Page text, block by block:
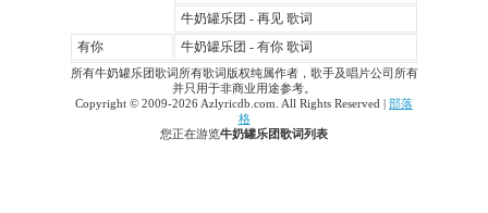
牛奶罐乐团 - 再见 歌词
有你
牛奶罐乐团 - 有你 歌词
所有牛奶罐乐团歌词所有歌词版权纯属作者，歌手及唱片公司所有
并只用于非商业用途参考。
Copyright © 2009-2026 Azlyricdb.com. All Rights Reserved | 部落
格
您正在游览牛奶罐乐团歌词列表